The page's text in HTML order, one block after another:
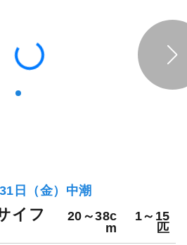
日（金）中潮
イフ
20～38c
m
1～15
匹